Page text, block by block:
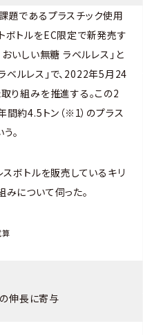
題であるプラスチック使用
ボトルをEC限定で新発売す
いしい無糖 ラベルレス」と
ベルレス」で、2022年5月24
り組みを推進する。この2
間約4.5トン（※1）のプラス
。
スボトルを販売しているキリ
みについて伺った。
算
伸長に寄与